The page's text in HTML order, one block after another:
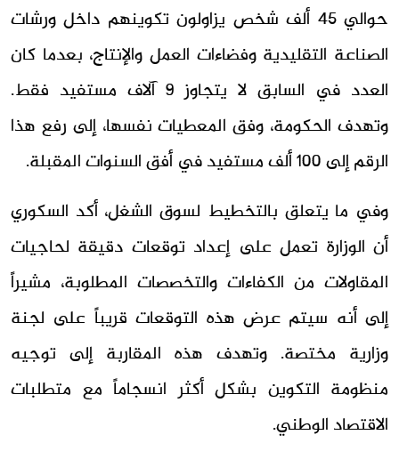
حوالي 45 ألف شخص يزاولون تكوينهم داخل ورشات
الصناعة التقليدية وفضاءات العمل والإنتاج، بعدما كان
العدد في السابق لا يتجاوز 9 آلاف مستفيد فقط.
وتهدف الحكومة، وفق المعطيات نفسها، إلى رفع هذا
الرقم إلى 100 ألف مستفيد في أفق السنوات المقبلة.
وفي ما يتعلق بالتخطيط لسوق الشغل، أكد السكوري
أن الوزارة تعمل على إعداد توقعات دقيقة لحاجيات
المقاولات من الكفاءات والتخصصات المطلوبة، مشيراً
إلى أنه سيتم عرض هذه التوقعات قريباً على لجنة
وزارية مختصة. وتهدف هذه المقاربة إلى توجيه
منظومة التكوين بشكل أكثر انسجاماً مع متطلبات
الاقتصاد الوطني.